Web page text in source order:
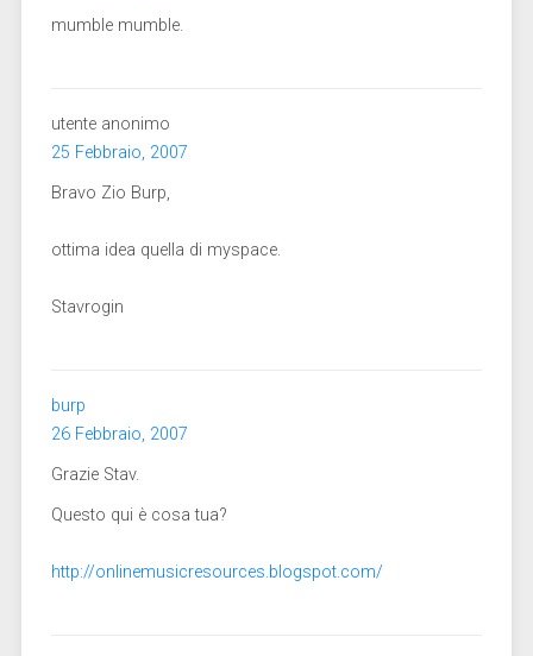
mumble mumble.
utente anonimo
25 Febbraio, 2007
Bravo Zio Burp,
ottima idea quella di myspace.
Stavrogin
burp
26 Febbraio, 2007
Grazie Stav.
Questo qui è cosa tua?
http://onlinemusicresources.blogspot.com/